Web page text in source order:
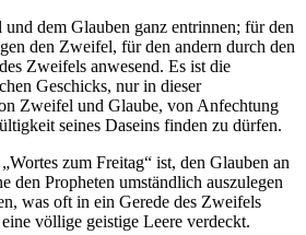
dem Glauben ganz entrinnen; für den
den Zweifel, für den andern durch den
Zweifels anwesend. Es ist die
Geschicks, nur in dieser
Zweifel und Glaube, von Anfechtung
seines Daseins finden zu dürfen.
zum Freitag“ ist, den Glauben an
den Propheten umständlich auszulegen
was oft in ein Gerede des Zweifels
völlige geistige Leere verdeckt.